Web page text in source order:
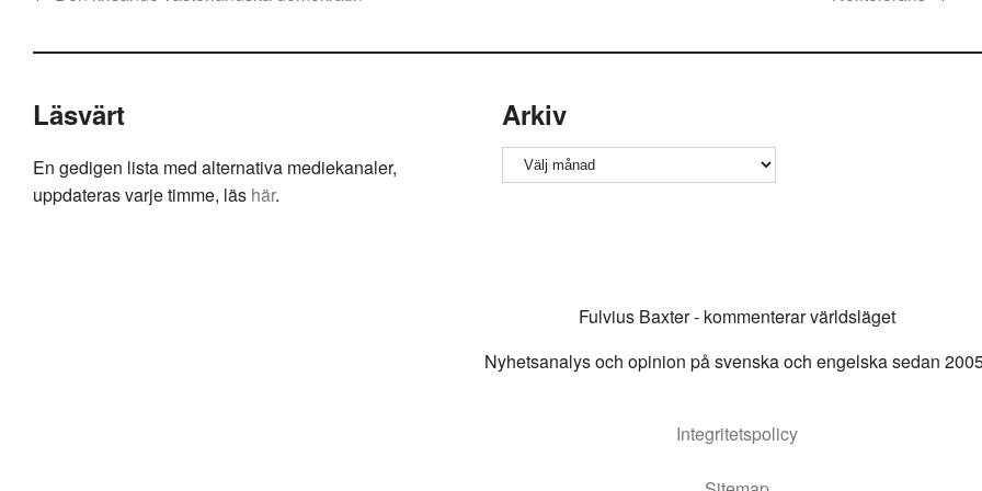
Läsvärt
En gedigen lista med alternativa mediekanaler,
uppdateras varje timme, läs här.
Arkiv
Arkiv
Fulvius Baxter - kommenterar världsläget
Nyhetsanalys och opinion på svenska och engelska sedan
Integritetspolicy